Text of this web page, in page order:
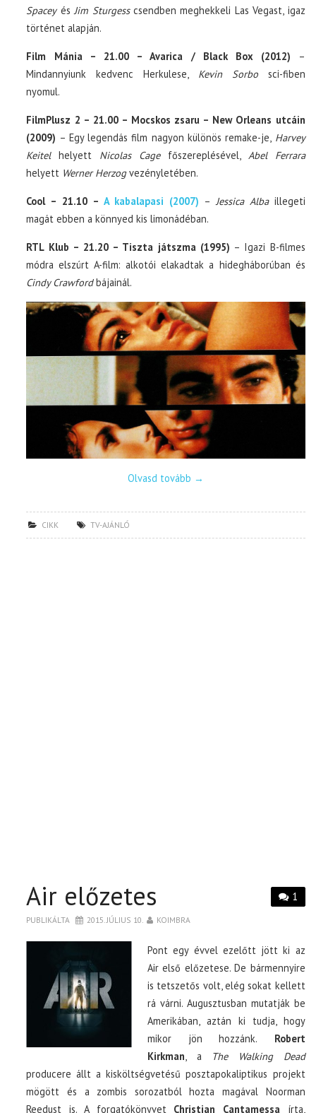
SpaceyésJim Sturgesscsendben meghekkeli Las Vegast, igaz
történet alapján.
Film Mánia – 21.00 – Avarica / Black Box (2012) –
Mindannyiunk kedvenc Herkulese, Kevin Sorbosci-fiben
nyomul.
FilmPlusz 2 – 21.00 – Mocskos zsaru – New Orleans utcáin
(2009) – Egy legendás film nagyon különös remake-je, Harvey
Keitelhelyett Nicolas Cagefőszereplésével, Abel Ferrara
helyett Werner Herzogvezényletében.
Cool – 21.10 – A kabalapasi (2007) –Jessica Albaillegeti
magát ebben a könnyed kis limonádéban.
RTL Klub – 21.20 – Tiszta játszma (1995) – Igazi B-filmes
módra elszúrt A-film: alkotói elakadtak a hidegháborúban és
Cindy Crawfordbájainál.
Olvasd tovább →
CIKK TV-AJÁNLÓ
1
Air előzetes
PUBLIKÁLTA 2015. JÚLIUS 10. KOIMBRA
Pont egy évvel ezelőtt jött ki az
Air első előzetese. De bármennyire
is tetszetős volt, elég sokat kellett
rá várni. Augusztusban mutatják be
Amerikában, aztán ki tudja, hogy
mikor jön hozzánk. Robert
Kirkman, a The Walking Dead
producere állt a kisköltségvetésű posztapokaliptikus projekt
mögött és a zombis sorozatból hozta magával Noorman
Reedust is. A forgatókönyvet Christian Cantamessa írta,